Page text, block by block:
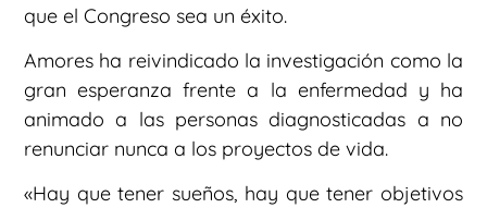
que el Congreso sea un éxito.
Amores ha reivindicado la investigación como la
gran esperanza frente a la enfermedad y ha
animado a las personas diagnosticadas a no
renunciar nunca a los proyectos de vida.
«Hay que tener sueños, hay que tener objetivos